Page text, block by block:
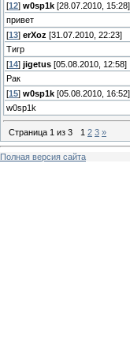
[12] w0sp1k [28.07.2010, 15:28]
привет
[13] erXoz [31.07.2010, 22:23]
Тигр
[14] jigetus [05.08.2010, 12:58]
Рак
[15] w0sp1k [05.08.2010, 16:52]
w0sp1k
Страница 1 из 3 1 2 3 »
Полная версия сайта